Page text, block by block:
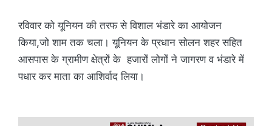
रविवार को यूनियन की तरफ से विशाल भंडारे का आयोजन
किया,जो शाम तक चला। यूनियन के प्रधान सोलन शहर सहित
आसपास के ग्रामीण क्षेत्रों के हजारों लोगों ने जागरण व भंडारे में
पधार कर माता का आशिर्वाद लिया।